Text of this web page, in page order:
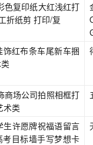
色复印纸大红浅红打
折纸剪 打印/复
红布条车尾新车捆
商场公司拍照相框打
术类
生许愿牌祝福语留言
目标墙手写梦想卡